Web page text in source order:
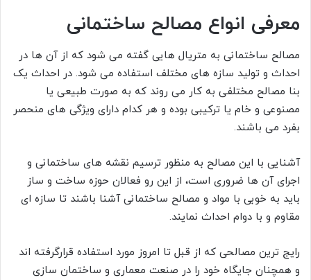
معرفی انواع مصالح ساختمانی
مصالح ساختمانی به متریال هایی گفته می شود که از آن ها در
احداث و تولید سازه های مختلف استفاده می شود. در احداث یک
بنا مصالح مختلفی به کار می روند که به صورت طبیعی یا
مصنوعی و خام یا ترکیبی بوده و هر کدام دارای ویژگی های منحصر
بفرد می باشند.
آشنایی با این مصالح به منظور ترسیم نقشه های ساختمانی و
اجرای آن ها ضروری است، از این رو فعالان حوزه ساخت و ساز
باید به خوبی با مواد و مصالح ساختمانی آشنا باشند تا سازه ای
مقاوم و با دوام احداث نمایند.
رایج ترین مصالحی که از قبل تا امروز مورد استفاده قرارگرفته اند
و همچنان جایگاه خود را در صنعت معماری و ساختمان سازی